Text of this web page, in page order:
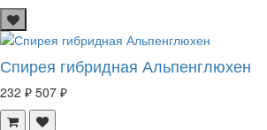
Спирея гибридная Альпенглюхен
232 ₽ 507 ₽